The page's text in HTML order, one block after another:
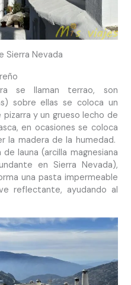
Sierra Nevada
se llaman terrao, son
sobre ellas se coloca un
pizarra y un grueso lecho de
en ocasiones se coloca
la madera de la humedad.
launa (arcilla magnesiana
en Sierra Nevada),
una pasta impermeable
reflectante, ayudando al